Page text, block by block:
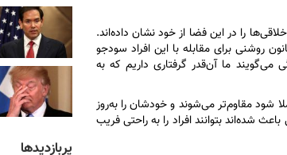
را در این فضا از خود نشان داده‌اند.
روشنی برای مقابله با این افراد سودجو
ما آن‌قدر گرفتاری داریم که به
شود مقاوم‌تر می‌شوند و خودشان را به‌روز
شده‌اند بتوانند افراد را به راحتی فریب
پربازدیدها